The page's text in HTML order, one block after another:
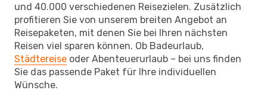
und 40.000 verschiedenen Reisezielen. Zusätzlich
profitieren Sie von unserem breiten Angebot an
Reisepaketen, mit denen Sie bei Ihren nächsten
Reisen viel sparen können. Ob Badeurlaub,
Städtereise oder Abenteuerurlaub – bei uns finden
Sie das passende Paket für Ihre individuellen
Wünsche.